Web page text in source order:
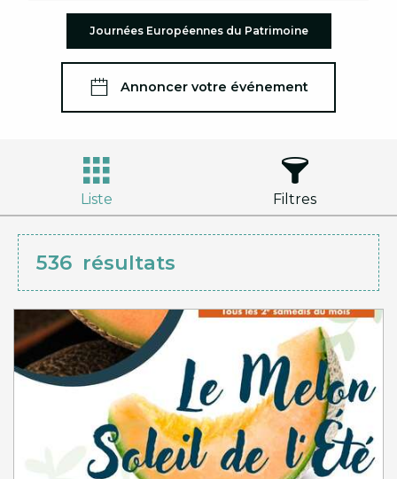
Journées Européennes du Patrimoine
Annoncer votre événement
Liste Filtres
536 résultats